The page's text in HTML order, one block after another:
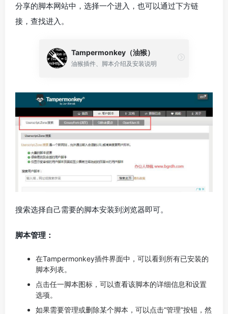
分享的脚本网站中，选择一个进入，也可以通过下方链
接，查找进入。
Tampermonkey（油猴）
油猴插件、脚本介绍及安装说明
搜索选择自己需要的脚本安装到浏览器即可。
脚本管理：
在Tampermonkey插件界面中，可以看到所有已安装的
脚本列表。
点击任一脚本图标，可以查看该脚本的详细信息和设置
选项。
如果需要管理或删除某个脚本，可以点击“管理”按钮，然